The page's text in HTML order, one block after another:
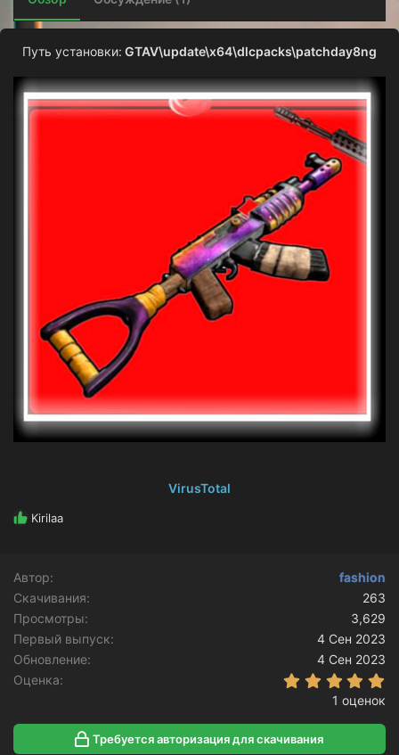
з
а
и
я
Путь установки: GTAV\update\x64\dlcpacks\patchday8ng
VirusTotal
Р
ц
и
и
Kirilaa
Автор
fashion
Скачивания
263
Просмотры
3,629
Первый выпуск
4 Сен 2023
Обновление
4 Сен 2023
Оценка
1 оценок
Требуется авторизация для скачивания